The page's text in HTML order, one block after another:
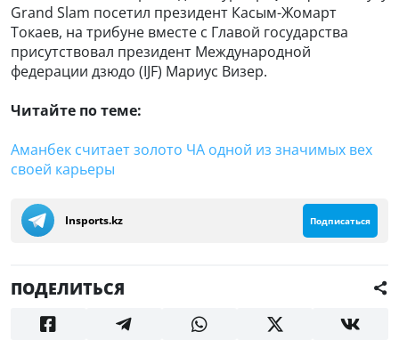
Grand Slam посетил президент Касым-Жомарт
Токаев, на трибуне вместе с Главой государства
присутствовал президент Международной
федерации дзюдо (IJF) Мариус Визер.
Читайте по теме:
Аманбек считает золото ЧА одной из значимых вех
своей карьеры
Insports.kz Подписаться
ПОДЕЛИТЬСЯ